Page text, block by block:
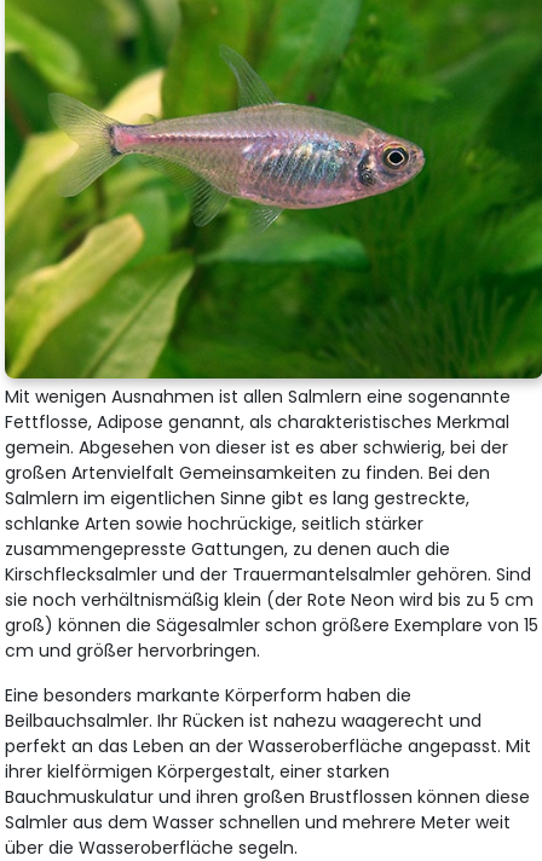
Mit wenigen Ausnahmen ist allen Salmlern eine sogenannte
Fettflosse, Adipose genannt, als charakteristisches Merkmal
gemein. Abgesehen von dieser ist es aber schwierig, bei der
großen Artenvielfalt Gemeinsamkeiten zu finden. Bei den
Salmlern im eigentlichen Sinne gibt es lang gestreckte,
schlanke Arten sowie hochrückige, seitlich stärker
zusammengepresste Gattungen, zu denen auch die
Kirschflecksalmler und der Trauermantelsalmler gehören. Sind
sie noch verhältnismäßig klein (der Rote Neon wird bis zu 5 cm
groß) können die Sägesalmler schon größere Exemplare von 15
cm und größer hervorbringen.
Eine besonders markante Körperform haben die
Beilbauchsalmler. Ihr Rücken ist nahezu waagerecht und
perfekt an das Leben an der Wasseroberfläche angepasst. Mit
ihrer kielförmigen Körpergestalt, einer starken
Bauchmuskulatur und ihren großen Brustflossen können diese
Salmler aus dem Wasser schnellen und mehrere Meter weit
über die Wasseroberfläche segeln.